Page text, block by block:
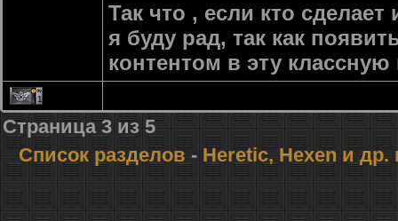
Так что , если кто
я буду рад, так как
контентом в эту классную
1
Страница3 из 5
Список разделов- Heretic, Hexen и др.